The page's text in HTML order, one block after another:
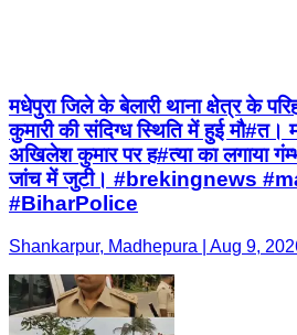
मधेपुरा जिले के बेलारी थाना क्षेत्र के
कुमारी की संदिग्ध स्थिति में हुई मौ#त।
अखिलेश कुमार पर ह#त्या का लगाया
जांच में जुटी। #brekingnews
#BiharPolice
Shankarpur, Madhepura | Aug 9,